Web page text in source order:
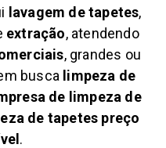
lavagem de tapetes,
extração, atendendo
, grandes ou
busca limpeza de
de limpeza de
de tapetes preço
.